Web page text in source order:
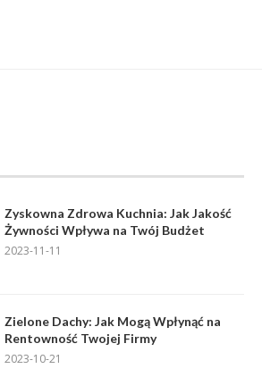
Zyskowna Zdrowa Kuchnia: Jak Jakość
Żywności Wpływa na Twój Budżet
2023-11-11
Zielone Dachy: Jak Mogą Wpłynąć na
Rentowność Twojej Firmy
2023-10-21